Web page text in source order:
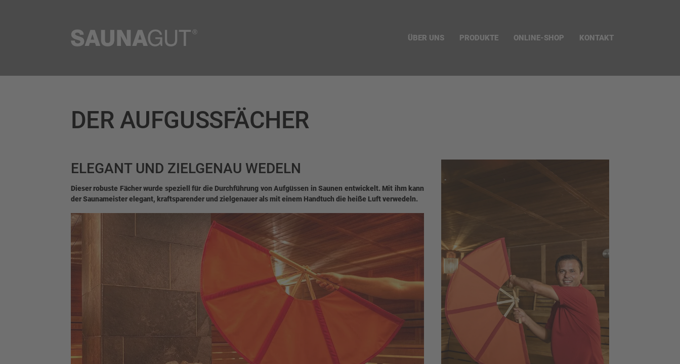
ÜBER UNS PRODUKTE ONLINE-SHOP KONTAKT
DER AUFGUSSFÄCHER
ELEGANT UND ZIELGENAU WEDELN
Dieser robuste Fächer wurde speziell für die Durchführung von Aufgüssen in Saunen entwickelt. Mit ihm kann
der Saunameister elegant, kraftsparender und zielgenauer als mit einem Handtuch die heiße Luft verwedeln.